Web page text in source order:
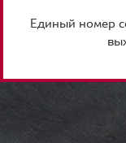
Единый номер